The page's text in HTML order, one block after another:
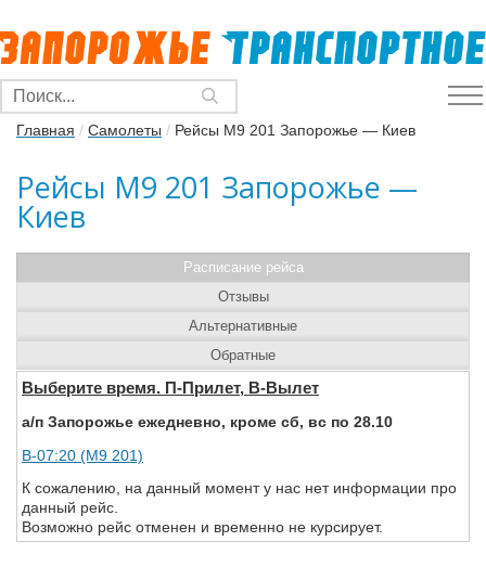
Главная / Самолеты / Рейсы M9 201 Запорожье — Киев
Рейсы M9 201 Запорожье —
Киев
Расписание рейса
Выберите время. П-Прилет, В-Вылет
а/п Запорожье ежедневно, кроме сб, вс по 28.10
В-07:20 (M9 201)
К сожалению, на данный момент у нас нет информации про
данный рейс.
Возможно рейс отменен и временно не курсирует.
Отзывы
Альтернативные
Обратные